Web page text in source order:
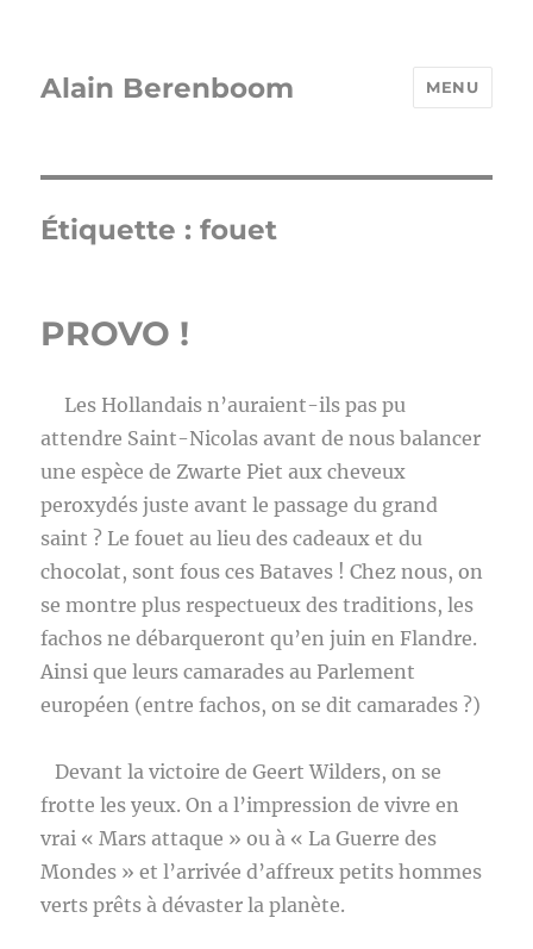
Alain Berenboom MENU
Étiquette :fouet
PROVO !
Les Hollandais n’auraient-ils pas pu
attendre Saint-Nicolas avant de nous balancer
une espèce de Zwarte Piet aux cheveux
peroxydés juste avant le passage du grand
saint ? Le fouet au lieu des cadeaux et du
chocolat, sont fous ces Bataves ! Chez nous, on
se montre plus respectueux des traditions, les
fachos ne débarqueront qu’en juin en Flandre.
Ainsi que leurs camarades au Parlement
européen (entre fachos, on se dit camarades ?)
Devant la victoire de Geert Wilders, on se
frotte les yeux. On a l’impression de vivre en
vrai « Mars attaque » ou à « La Guerre des
Mondes » et l’arrivée d’affreux petits hommes
verts prêts à dévaster la planète.